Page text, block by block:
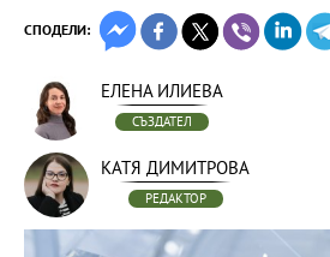
СПОДЕЛИ:
ЕЛЕНА ИЛИЕВА
СЪЗДАТЕЛ
КАТЯ ДИМИТРОВА
РЕДАКТОР